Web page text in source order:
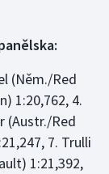
(Něm./Red
1:20,762, 4.
(Austr./Red
7. Trulli
1:21,392,